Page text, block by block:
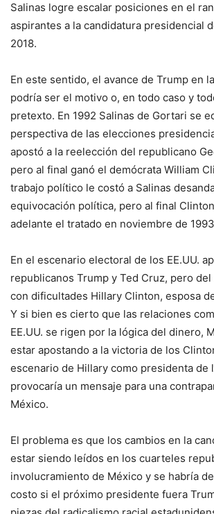
Salinas logre escalar posiciones en el
aspirantes a la candidatura presidencial
2018.
En este sentido, el avance de Trump en
podría ser el motivo o, en todo caso y
pretexto. En 1992 Salinas de Gortari se
perspectiva de las elecciones
apostó a la reelección del republicano
pero al final ganó el demócrata William
trabajo político le costó a Salinas
equivocación política, pero al final
adelante el tratado en noviembre de
En el escenario electoral de los EE.UU.
republicanos Trump y Ted Cruz, pero
con dificultades Hillary Clinton, esposa
Y si bien es cierto que las relaciones
EE.UU. se rigen por la lógica del dinero,
estar apostando a la victoria de los
escenario de Hillary como presidenta de
provocaría un mensaje para una
México.
El problema es que los cambios en la
estar siendo leídos en los cuarteles
involucramiento de México y se habría
costo si el próximo presidente fuera